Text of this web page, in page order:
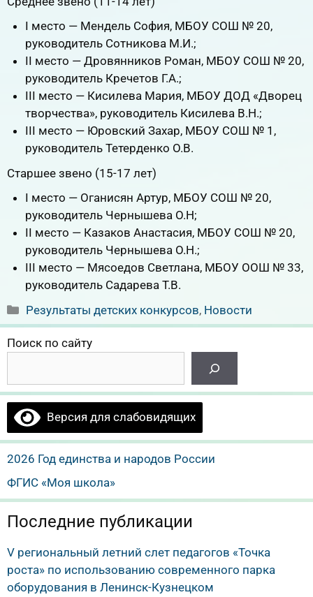
I место — Мендель София, МБОУ СОШ № 20,
руководитель Сотникова М.И.;
II место — Дровянников Роман, МБОУ СОШ № 20,
руководитель Кречетов Г.А.;
III место — Кисилева Мария, МБОУ ДОД «Дворец
творчества», руководитель Кисилева В.Н.;
III место — Юровский Захар, МБОУ СОШ № 1,
руководитель Тетерденко О.В.
Старшее звено (15-17 лет)
I место — Оганисян Артур, МБОУ СОШ № 20,
руководитель Чернышева О.Н;
II место — Казаков Анастасия, МБОУ СОШ № 20,
руководитель Чернышева О.Н.;
III место — Мясоедов Светлана, МБОУ ООШ № 33,
руководитель Садарева Т.В.
Рубрики
Результаты детских конкурсов, Новости
Поиск по сайту
Версия для слабовидящих
2026 Год единства и народов России
ФГИС «Моя школа»
Последние публикации
V региональный летний слет педагогов «Точка
роста» по использованию современного парка
оборудования в Ленинск-Кузнецком